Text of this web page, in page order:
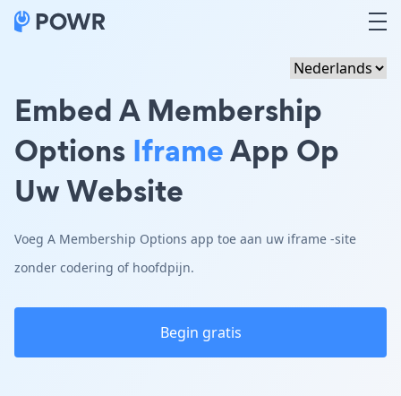
Embed A Membership
Options IframeApp Op
Uw Website
Voeg A Membership Options app toe aan uw iframe -site
zonder codering of hoofdpijn.
Begin gratis